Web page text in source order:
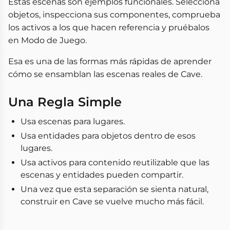
objetos, inspecciona sus componentes, comprueba
los activos a los que hacen referencia y pruébalos
en Modo de Juego.
Esa es una de las formas más rápidas de aprender
cómo se ensamblan las escenas reales de Cave.
Una Regla Simple
Usa escenas para lugares.
Usa entidades para objetos dentro de esos
lugares.
Usa activos para contenido reutilizable que las
escenas y entidades pueden compartir.
Una vez que esta separación se sienta natural,
construir en Cave se vuelve mucho más fácil.